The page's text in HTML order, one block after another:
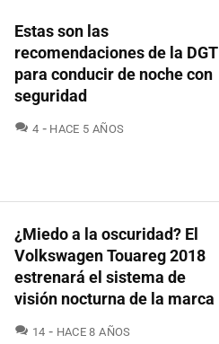
Estas son las
recomendaciones de la DGT
para conducir de noche con
seguridad
4 COMENTARIOS
HACE 5 AÑOS
¿Miedo a la oscuridad? El
Volkswagen Touareg 2018
estrenará el sistema de
visión nocturna de la marca
14 COMENTARIOS
HACE 8 AÑOS